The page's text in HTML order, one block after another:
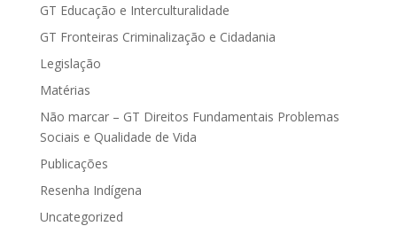
GT Educação e Interculturalidade
GT Fronteiras Criminalização e Cidadania
Legislação
Matérias
Não marcar – GT Direitos Fundamentais Problemas
Sociais e Qualidade de Vida
Publicações
Resenha Indígena
Uncategorized